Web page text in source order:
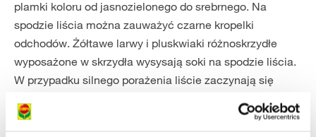
plamki koloru od jasnozielonego do srebrnego. Na
spodzie liścia można zauważyć czarne kropelki
odchodów. Żółtawe larwy i pluskwiaki różnoskrzydłe
wyposażone w skrzydła wysysają soki na spodzie liścia.
W przypadku silnego porażenia liście zaczynają się
żerujących na różanecznikach istnieje także wiele